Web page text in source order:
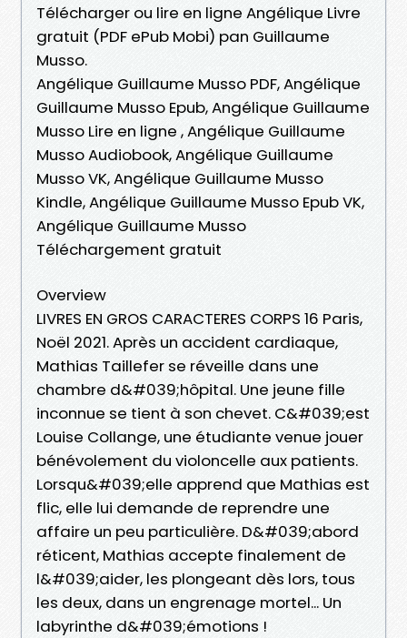
Télécharger ou lire en ligne Angélique Livre
gratuit (PDF ePub Mobi) pan Guillaume
Musso.
Angélique Guillaume Musso PDF, Angélique
Guillaume Musso Epub, Angélique Guillaume
Musso Lire en ligne , Angélique Guillaume
Musso Audiobook, Angélique Guillaume
Musso VK, Angélique Guillaume Musso
Kindle, Angélique Guillaume Musso Epub VK,
Angélique Guillaume Musso
Téléchargement gratuit
Overview
LIVRES EN GROS CARACTERES CORPS 16 Paris,
Noël 2021. Après un accident cardiaque,
Mathias Taillefer se réveille dans une
chambre d&#039;hôpital. Une jeune fille
inconnue se tient à son chevet. C&#039;est
Louise Collange, une étudiante venue jouer
bénévolement du violoncelle aux patients.
Lorsqu&#039;elle apprend que Mathias est
flic, elle lui demande de reprendre une
affaire un peu particulière. D&#039;abord
réticent, Mathias accepte finalement de
l&#039;aider, les plongeant dès lors, tous
les deux, dans un engrenage mortel... Un
labyrinthe d&#039;émotions !